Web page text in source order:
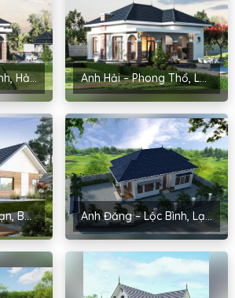
Anh Tấn – Cẩm Bình, Hải Dương Anh Hải – Phong Thổ, Lai Châu
Chị Xuân – Lục Ngạn, Bắc Giang Anh Đăng – Lộc Bình, Lạng Sơn